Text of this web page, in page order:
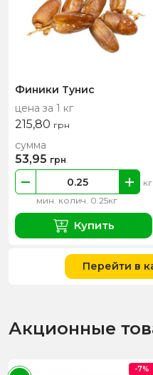
Финики Тунис
цена за 1 кг
215,80 грн
мин. колич. 0.25кг
кг
сумма
53,95 грн
Купить
Перейти в
Акционные
-7%